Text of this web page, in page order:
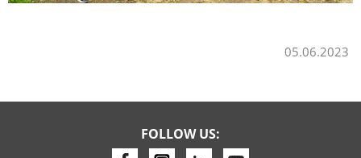
05.06.2023
FOLLOW US: